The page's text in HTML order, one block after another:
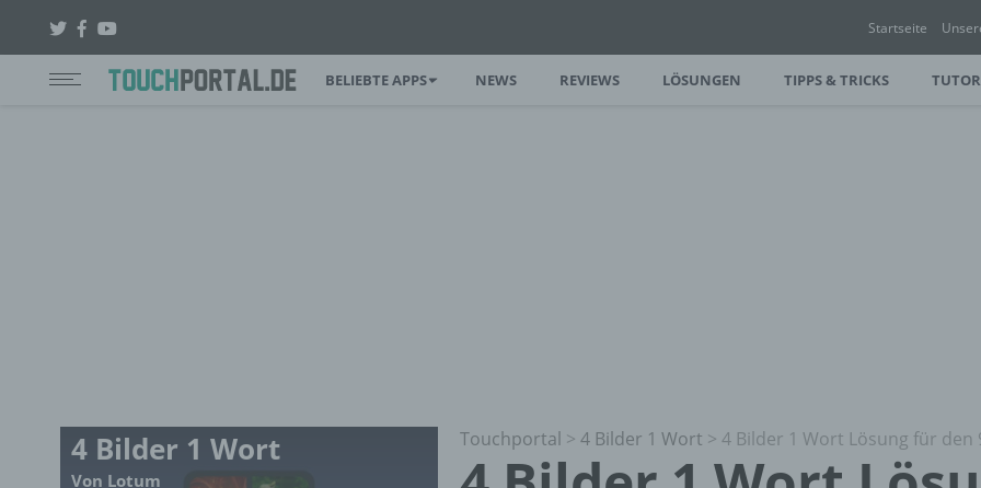
Startseite
BELIEBTE APPS NEWS REVIEWS LÖSUNGEN TIPPS & TRICKS
Touchportal > 4 Bilder 1 Wort > 4 Bilder 1 Wort Lösung für den
4 Bilder 1 Wort
Von Lotum